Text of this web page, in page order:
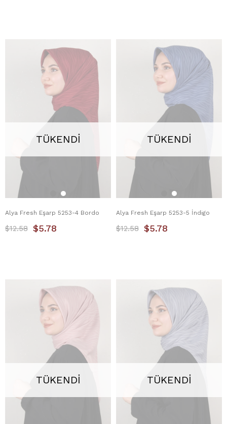
TÜKENDI
Alya Fresh Eşarp 5253-4 Bordo
$5.78
$12.58
TÜKENDI
Alya Fresh Eşarp 5253-5 İndigo
$5.78
$12.58
TÜKENDI TÜKENDI